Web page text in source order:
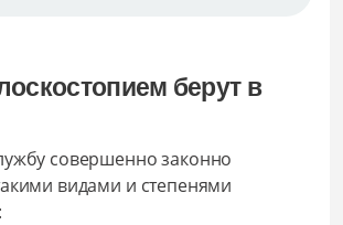
берут в
совершенно законно
видами и степенями